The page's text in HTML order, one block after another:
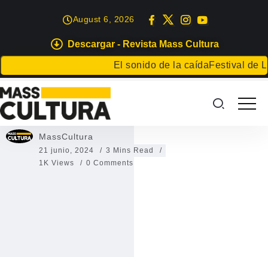
Descargar - Revista Mass Cultura
El sonido de la caídaFestival de
August 6, 2026
EVENTOS
Fiestas de San Juan en Arrecife
Fiestas de San Juan en Arrecife
MassCultura
21 junio, 2024
3 Mins Read
1K Views
0 Comments